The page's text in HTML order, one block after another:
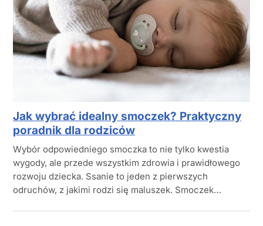
Jak wybrać idealny smoczek? Praktyczny
poradnik dla rodziców
Wybór odpowiedniego smoczka to nie tylko kwestia
wygody, ale przede wszystkim zdrowia i prawidłowego
rozwoju dziecka. Ssanie to jeden z pierwszych
odruchów, z jakimi rodzi się maluszek. Smoczek…